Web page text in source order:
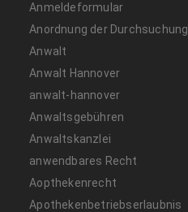
Anmeldeformular
Anordnung der Durchsuchung
Anwalt
Anwalt Hannover
anwalt-hannover
Anwaltsgebühren
Anwaltskanzlei
anwendbares Recht
Aopthekenrecht
Apothekenbetriebserlaubnis